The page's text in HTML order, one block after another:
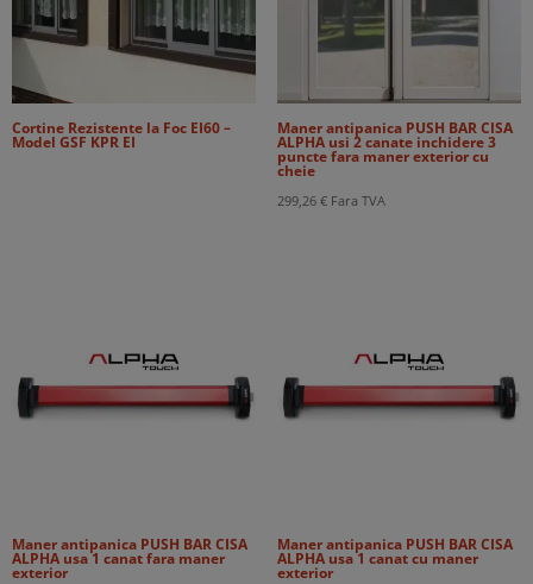
Cortine Rezistente la Foc EI60 –
Model GSF KPR EI
Maner antipanica PUSH BAR CISA
ALPHA usi 2 canate inchidere 3
puncte fara maner exterior cu
cheie
299,26 € Fara TVA
Maner antipanica PUSH BAR CISA
ALPHA usa 1 canat fara maner
exterior
Maner antipanica PUSH BAR CISA
ALPHA usa 1 canat cu maner
exterior